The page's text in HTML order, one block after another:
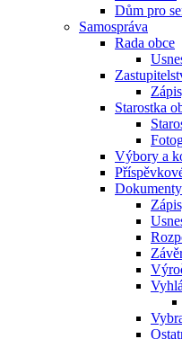
Dům pro
Samospráva
Rada obce
Starostka
Výbory a
Dokumenty